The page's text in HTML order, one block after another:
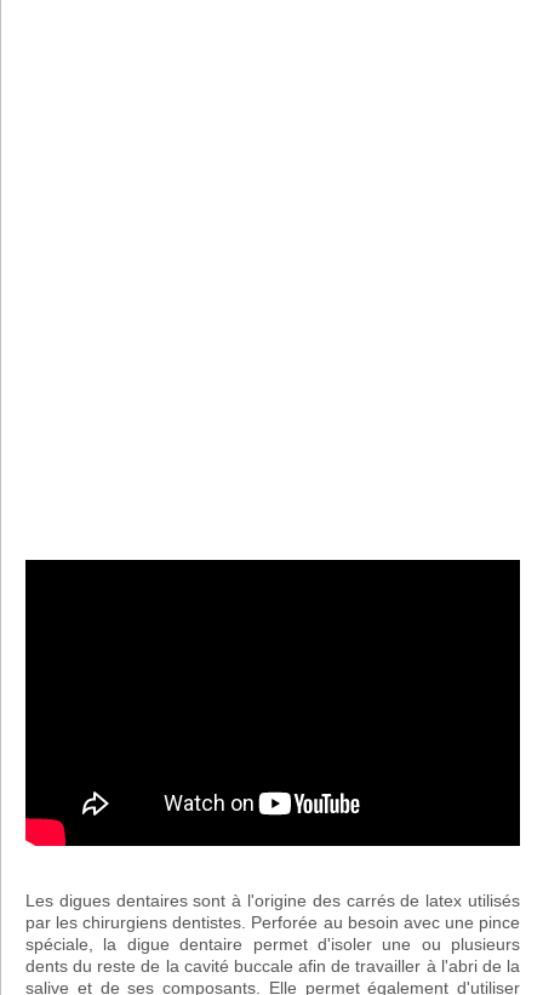
Les digues dentaires sont à l'origine des carrés de latex utilisés
par les chirurgiens dentistes. Perforée au besoin avec une pince
spéciale, la digue dentaire permet d'isoler une ou plusieurs
dents du reste de la cavité buccale afin de travailler à l'abri de la
salive et de ses composants. Elle permet également d'utiliser